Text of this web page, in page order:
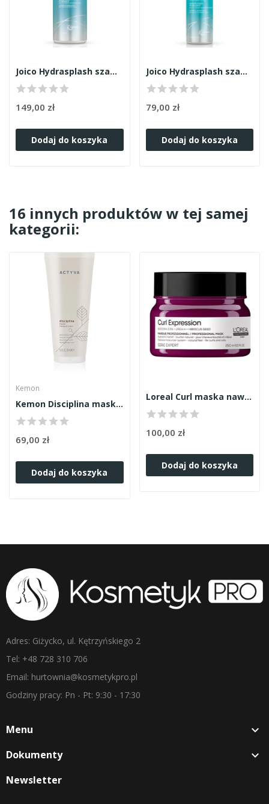
Joico Hydrasplash szampon 1000ml
149,00 zł
Dodaj do koszyka
Joico Hydrasplash szampon 300ml
79,00 zł
Dodaj do koszyka
16 innych produktów w tej samej
kategorii:
Kemon
Kemon Disciplina maska 200ml
69,00 zł
Dodaj do koszyka
Loreal Curl maska nawilżająca 250ml
100,00 zł
Dodaj do koszyka
Adres: Giżycko, ul. Kętrzyńskiego 2
Tel: +48 728 310 706
Email: hurtownia@kosmetykpro.pl
Godziny pracy: Pn - Pt: 9:30 - 17:30
Menu 
Dokumenty 
Newsletter